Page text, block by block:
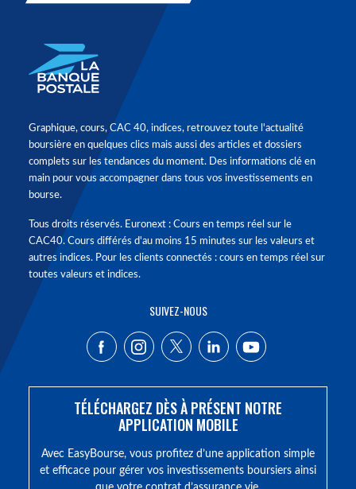
Graphique, cours, CAC 40, indices, retrouvez toute l'actualité
boursière en quelques clics mais aussi des articles et dossiers
complets sur les tendances du moment. Des informations clé en
main pour vous accompagner dans tous vos investissements en
bourse.
Tous droits réservés. Euronext : Cours en temps réel sur le
CAC40. Cours différés d'au moins 15 minutes sur les valeurs et
autres indices. Pour les clients connectés : cours en temps réel sur
toutes valeurs et indices.
SUIVEZ-NOUS
TÉLÉCHARGEZ DÈS À PRÉSENT NOTRE
APPLICATION MOBILE
Avec EasyBourse, vous profitez d’une application simple
et efficace pour gérer vos investissements boursiers ainsi